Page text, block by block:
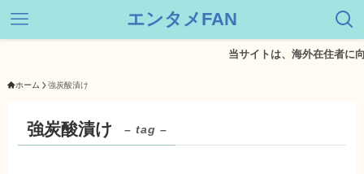
エンタメFAN
当サイトは、海外在住者に向
ホーム 強炭酸漬け
強炭酸漬け – tag –